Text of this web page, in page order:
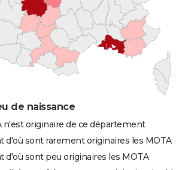
de naissance
n'est originaire de ce département
d'où sont rarement originaires les MOTA
d'où sont peu originaires les MOTA